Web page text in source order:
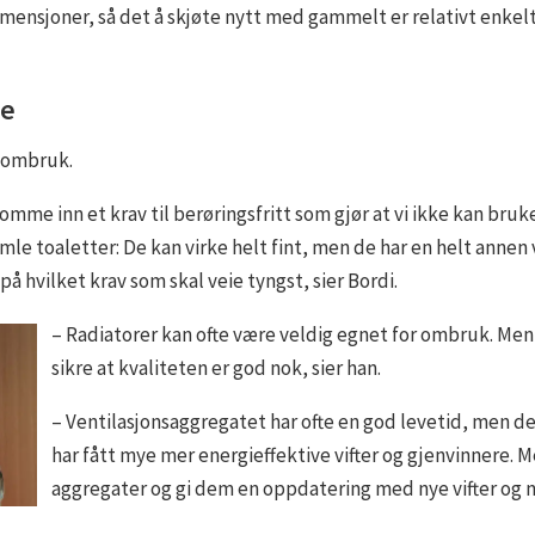
så det å skjøte nytt med gammelt er relativt
inn et krav til berøringsfritt som gjør at vi ikke kan
toaletter: De kan virke helt fint, men de har en helt annen
hvilket krav som skal veie tyngst, sier Bordi.
– Radiatorer kan ofte være veldig egnet for ombruk.
sikre at kvaliteten er god nok, sier han.
– Ventilasjonsaggregatet har ofte en god levetid, men
har fått mye mer energieffektive vifter og gjenvinnere.
aggregater og gi dem en oppdatering med nye vifter og